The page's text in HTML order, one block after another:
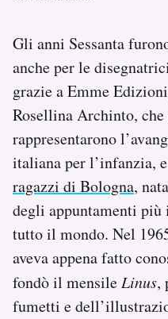
Gli anni Sessanta
anche per le
grazie a Emme
Rosellina Archinto, che
rappresentarono
italiana per l’infanzia,
ragazzi di Bologna,
degli appuntamenti
tutto il mondo. Nel
aveva appena fatto
fondò il mensile Linus,
fumetti e